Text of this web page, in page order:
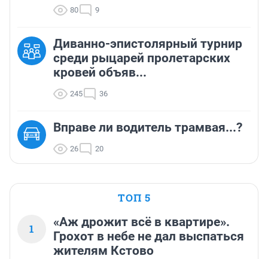
80 9
Диванно-эпистолярный турнир
среди рыцарей пролетарских
кровей объяв...
245 36
Вправе ли водитель трамвая...?
26 20
ТОП 5
1
«Аж дрожит всё в квартире».
Грохот в небе не дал выспаться
жителям Кстово